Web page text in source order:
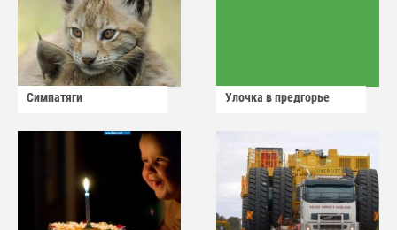
Симпатяги Улочка в предгорье